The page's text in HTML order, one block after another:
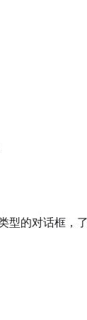
的对话框，